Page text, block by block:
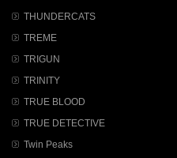
THUNDERCATS
TREME
TRIGUN
TRINITY
TRUE BLOOD
TRUE DETECTIVE
Twin Peaks